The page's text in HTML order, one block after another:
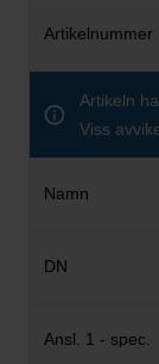
Artikeln
Viss